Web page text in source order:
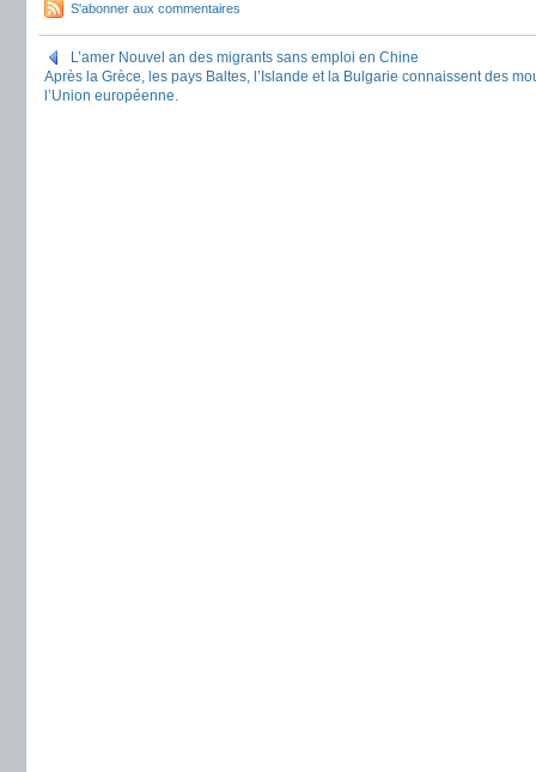
S'abonner aux commentaires
L’amer Nouvel an des migrants sans emploi en Chine
Après la Grèce, les pays Baltes, l’Islande et la Bulgarie connaissent des
l’Union européenne.